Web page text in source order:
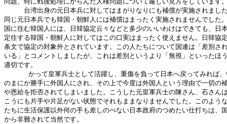
台湾出身の元日本兵に対してはまがりなりにも補償が実施されまし
同じ元日本兵でも韓国・朝鮮人には補償はまったく実施されませんでした
国に住む韓国人には、日韓協定云々などと多少のいいわけはできても、日
定住する韓国・朝鮮人に対してはこの口実はまったく使えません。日韓協
条文で協定の対象外とされています。この人たちについて国連は「差別さ
いる」とコメントしましたが、これは差別というより「無視」といったほ
適切です。
かって皇軍兵士として活躍し、重傷を負って日本へ戻ってみれば
のまにか勝手に外国人にされ、その上で今度は外国人という理由で一切の
や恩給を拒否されてしまいました。こうした元皇軍兵士の陳さん、石さん
こうにも片手や片足がない状態でそれもままなりませんでした。このよう
たちに生活保護以外何の手も差しのべない日本政府のつめたい仕打ちは、
から非難されて当然です。